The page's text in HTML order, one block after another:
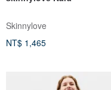
Skinnylove
NT$ 1,465